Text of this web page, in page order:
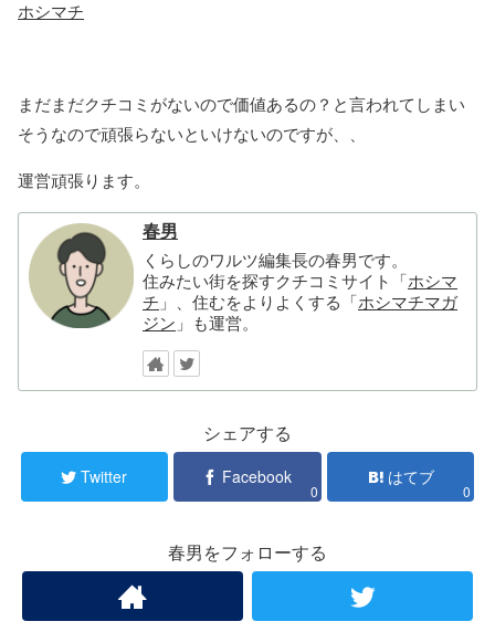
ホシマチ
まだまだクチコミがないので価値あるの？と言われてしまい
そうなので頑張らないといけないのですが、、
運営頑張ります。
春男
くらしのワルツ編集長の春男です。
住みたい街を探すクチコミサイト「ホシマ
チ 」、住むをよりよくする「ホシマチマガ
ジン 」も運営。
シェアする
Twitter Facebook
0
はてブ
0
春男をフォローする